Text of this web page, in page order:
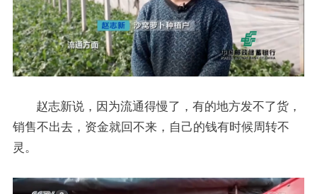
赵志新说，因为流通得慢了，有的地方发不了货，
销售不出去，资金就回不来，自己的钱有时候周转不
灵。